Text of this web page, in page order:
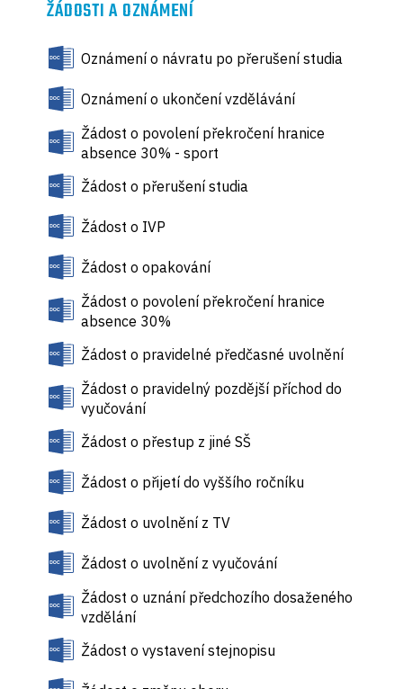
ŽÁDOSTI A OZNÁMENÍ
Oznámení o návratu po přerušení studia
Oznámení o ukončení vzdělávání
Žádost o povolení překročení hranice
absence 30% - sport
Žádost o přerušení studia
Žádost o IVP
Žádost o opakování
Žádost o povolení překročení hranice
absence 30%
Žádost o pravidelné předčasné uvolnění
Žádost o pravidelný pozdější příchod do
vyučování
Žádost o přestup z jiné SŠ
Žádost o přijetí do vyššího ročníku
Žádost o uvolnění z TV
Žádost o uvolnění z vyučování
Žádost o uznání předchozího dosaženého
vzdělání
Žádost o vystavení stejnopisu